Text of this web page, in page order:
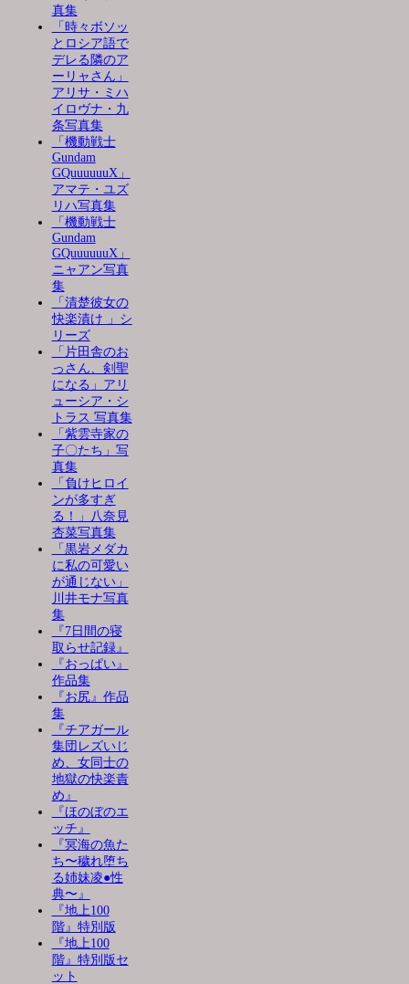
真集
「時々ボソッ
とロシア語で
デレる隣のア
ーリャさん」
アリサ・ミハ
イロヴナ・九
条写真集
「機動戦士
Gundam
GQuuuuuuX」
アマテ・ユズ
リハ写真集
「機動戦士
Gundam
GQuuuuuuX」
ニャアン写真
集
「清楚彼女の
快楽漬け 」シ
リーズ
「片田舎のお
っさん、剣聖
になる」アリ
ューシア・シ
トラス 写真集
「紫雲寺家の
子〇たち」写
真集
「負けヒロイ
ンが多すぎ
る！」八奈見
杏菜写真集
「黒岩メダカ
に私の可愛い
が通じない」
川井モナ写真
集
『7日間の寝
取らせ記録』
『おっぱい』
作品集
『お尻』作品
集
『チアガール
集団レズいじ
め、女同士の
地獄の快楽責
め』
『ほのぼのエ
ッチ』
『冥海の魚た
ち〜穢れ堕ち
る姉妹凌●性
典〜』
『地上100
階』特別版
『地上100
階』特別版セ
ット